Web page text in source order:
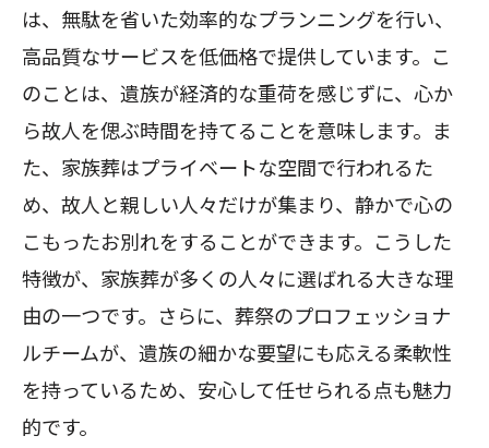
は、無駄を省いた効率的なプランニングを行い、
高品質なサービスを低価格で提供しています。こ
のことは、遺族が経済的な重荷を感じずに、心か
ら故人を偲ぶ時間を持てることを意味します。ま
た、家族葬はプライベートな空間で行われるた
め、故人と親しい人々だけが集まり、静かで心の
こもったお別れをすることができます。こうした
特徴が、家族葬が多くの人々に選ばれる大きな理
由の一つです。さらに、葬祭のプロフェッショナ
ルチームが、遺族の細かな要望にも応える柔軟性
を持っているため、安心して任せられる点も魅力
的です。